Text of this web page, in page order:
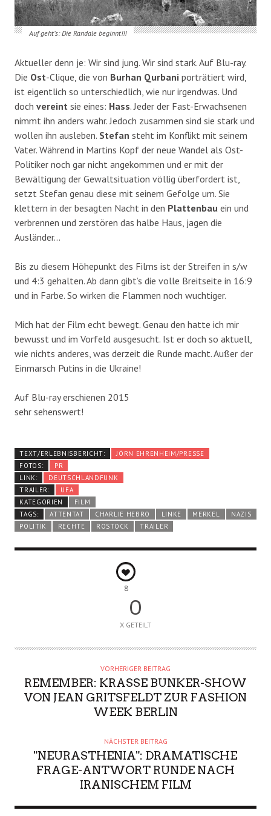
Auf geht’s: Die Randale beginnt!!!
Aktueller denn je: Wir sind jung. Wir sind stark. Auf Blu-ray.
Die Ost-Clique, die von Burhan Qurbani porträtiert wird,
ist eigentlich so unterschiedlich, wie nur irgendwas. Und
doch vereint sie eines: Hass. Jeder der Fast-Erwachsenen
nimmt ihn anders wahr. Jedoch zusammen sind sie stark und
wollen ihn ausleben. Stefan steht im Konflikt mit seinem
Vater. Während in Martins Kopf der neue Wandel als Ost-
Politiker noch gar nicht angekommen und er mit der
Bewältigung der Gewaltsituation völlig überfordert ist,
setzt Stefan genau diese mit seinem Gefolge um. Sie
klettern in der besagten Nacht in den Plattenbau ein und
verbrennen und zerstören das halbe Haus, jagen die
Ausländer…
Bis zu diesem Höhepunkt des Films ist der Streifen in s/w
und 4:3 gehalten. Ab dann gibt’s die volle Breitseite in 16:9
und in Farbe. So wirken die Flammen noch wuchtiger.
Mich hat der Film echt bewegt. Genau den hatte ich mir
bewusst und im Vorfeld ausgesucht. Ist er doch so aktuell,
wie nichts anderes, was derzeit die Runde macht. Außer der
Einmarsch Putins in die Ukraine!
Auf Blu-ray erschienen 2015
sehr sehenswert!
TEXT/ERLEBNISBERICHT:
JÖRN EHRENHEIM/PRESSE
FOTOS:
PR
LINK:
DEUTSCHLANDFUNK
TRAILER:
UFA
KATEGORIEN
FILM
TAGS:
ATTENTAT CHARLIE HEBRO LINKE MERKEL
NAZIS
POLITIK
RECHTE ROSTOCK TRAILER
8
0
X GETEILT
VORHERIGER BEITRAG
REMEMBER: KRASSE BUNKER-SHOW
VON JEAN GRITSFELDT ZUR FASHION
WEEK BERLIN
NÄCHSTER BEITRAG
"NEURASTHENIA": DRAMATISCHE
FRAGE-ANTWORT RUNDE NACH
IRANISCHEM FILM